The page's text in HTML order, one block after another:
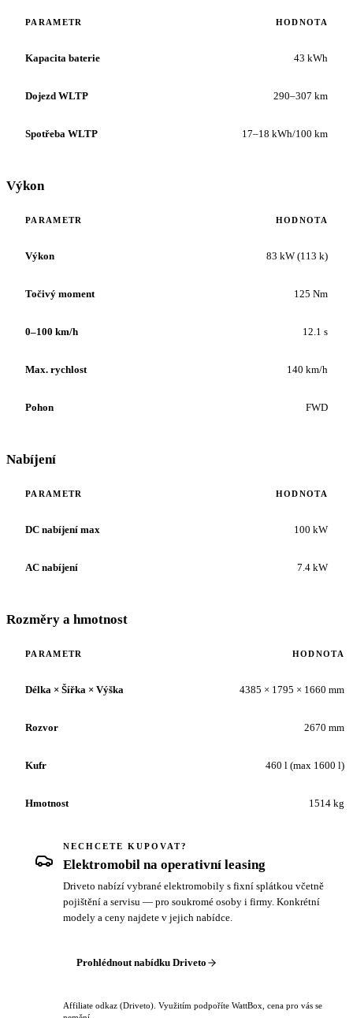
PARAMETR HODNOTA
Kapacita baterie 43 kWh
Dojezd WLTP 290–307 km
Spotřeba WLTP 17–18 kWh/100 km
Výkon
PARAMETR HODNOTA
Výkon 83 kW (113 k)
Točivý moment 125 Nm
0–100 km/h 12.1 s
Max. rychlost 140 km/h
Pohon FWD
Nabíjení
PARAMETR HODNOTA
DC nabíjení max 100 kW
AC nabíjení 7.4 kW
Rozměry a hmotnost
PARAMETR HODNOTA
Délka × Šířka × Výška 4385 × 1795 × 1660 mm
Rozvor 2670 mm
Kufr 460 l (max 1600 l)
Hmotnost 1514 kg
NECHCETE KUPOVAT?
Elektromobil na operativní leasing
Driveto nabízí vybrané elektromobily s fixní splátkou včetně
pojištění a servisu — pro soukromé osoby i firmy. Konkrétní
modely a ceny najdete v jejich nabídce.
Prohlédnout nabídku Driveto
Affiliate odkaz (Driveto). Využitím podpoříte WattBox, cena pro vás se